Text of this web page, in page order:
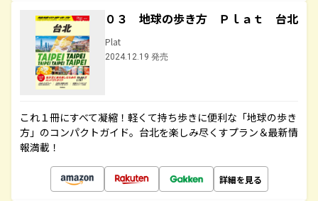
０３ 地球の歩き方 Ｐｌａｔ 台北
Plat
2024.12.19 発売
これ１冊にすべて凝縮！軽くて持ち歩きに便利な「地球の歩き
方」のコンパクトガイド。台北を楽しみ尽くすプラン＆最新情
報満載！
詳細を見る